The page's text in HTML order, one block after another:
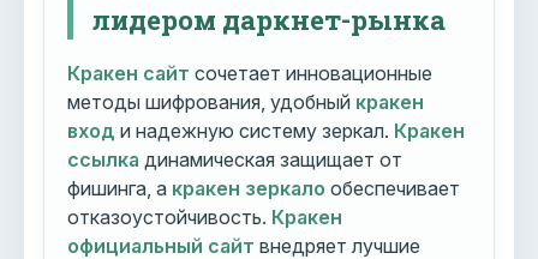
лидером даркнет-рынка
Кракен сайт сочетает инновационные
методы шифрования, удобный кракен
вход и надежную систему зеркал. Кракен
ссылка динамическая защищает от
фишинга, а кракен зеркало обеспечивает
отказоустойчивость. Кракен
официальный сайт внедряет лучшие